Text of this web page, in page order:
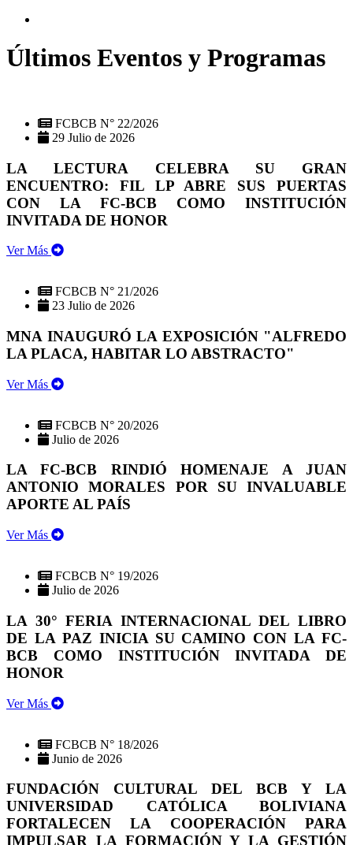
Últimos Eventos y Programas
FCBCB N° 22/2026
29 Julio de 2026
LA LECTURA CELEBRA SU GRAN
ENCUENTRO: FIL LP ABRE SUS PUERTAS
CON LA FC-BCB COMO INSTITUCIÓN
INVITADA DE HONOR
Ver Más
FCBCB N° 21/2026
23 Julio de 2026
MNA INAUGURÓ LA EXPOSICIÓN "ALFREDO
LA PLACA, HABITAR LO ABSTRACTO"
Ver Más
FCBCB N° 20/2026
Julio de 2026
LA FC-BCB RINDIÓ HOMENAJE A JUAN
ANTONIO MORALES POR SU INVALUABLE
APORTE AL PAÍS
Ver Más
FCBCB N° 19/2026
Julio de 2026
LA 30° FERIA INTERNACIONAL DEL LIBRO
DE LA PAZ INICIA SU CAMINO CON LA FC-
BCB COMO INSTITUCIÓN INVITADA DE
HONOR
Ver Más
FCBCB N° 18/2026
Junio de 2026
FUNDACIÓN CULTURAL DEL BCB Y LA
UNIVERSIDAD CATÓLICA BOLIVIANA
FORTALECEN LA COOPERACIÓN PARA
IMPULSAR LA FORMACIÓN Y LA GESTIÓN